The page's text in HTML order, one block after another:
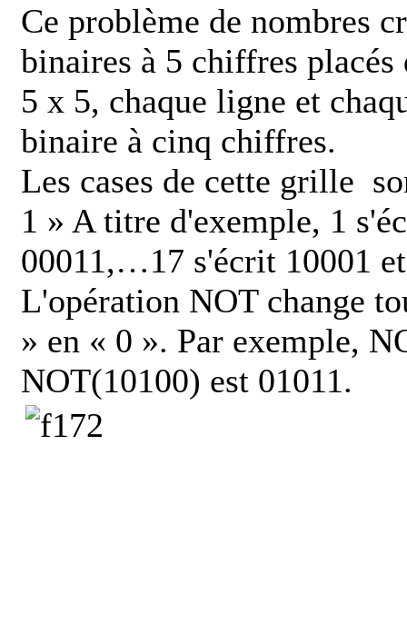
Ce problème de nombres
binaires à 5 chiffres
5 x 5, chaque ligne et
binaire à cinq chiffres.
Les cases de cette grille
1 » A titre d'exemple, 1
00011,…17 s'écrit 10001
L'opération NOT change
» en « 0 ». Par exemple,
NOT(10100) est 01011.